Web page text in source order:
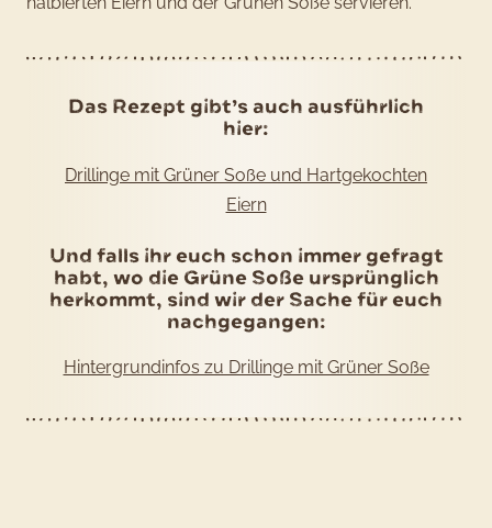
Das Rezept gibt’s auch ausführlich
hier:
Drillinge mit Grüner Soße und Hartgekochten
Eiern
Und falls ihr euch schon immer gefragt
habt, wo die Grüne Soße ursprünglich
herkommt, sind wir der Sache für euch
nachgegangen:
Hintergrundinfos zu Drillinge mit Grüner Soße